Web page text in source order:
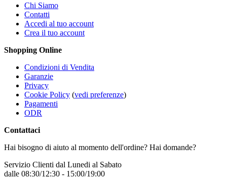
Chi Siamo
Contatti
Accedi al tuo account
Crea il tuo account
Shopping Online
Condizioni di Vendita
Garanzie
Privacy
Cookie Policy (vedi preferenze)
Pagamenti
ODR
Contattaci
Hai bisogno di aiuto al momento dell'ordine? Hai domande?
Servizio Clienti dal Lunedi al Sabato
dalle 08:30/12:30 - 15:00/19:00